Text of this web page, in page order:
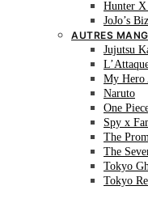
Hunter
JoJo’s
AUTRES
Jujutsu
My Hero
Naruto
One
Spy x
The
The
Tokyo
Tokyo